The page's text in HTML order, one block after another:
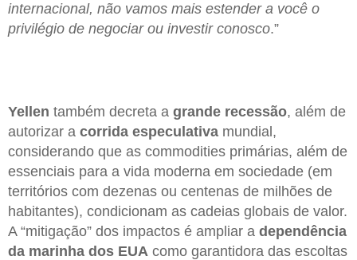
internacional, não vamos mais estender a você o
privilégio de negociar ou investir conosco.”
Yellen também decreta a grande recessão, além de
autorizar a corrida especulativa mundial,
considerando que as commodities primárias, além de
essenciais para a vida moderna em sociedade (em
territórios com dezenas ou centenas de milhões de
habitantes), condicionam as cadeias globais de valor.
A “mitigação” dos impactos é ampliar a dependência
da marinha dos EUA como garantidora das escoltas